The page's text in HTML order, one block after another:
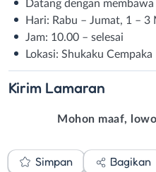
Datang dengan
Hari: Rabu – Jumat, 1 – 3
Jam: 10.00 – selesai
Lokasi: Shukaku
Kirim Lamaran
Mohon maaf,
Simpan Bagikan